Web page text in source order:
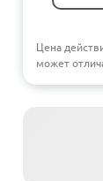
Цена
может